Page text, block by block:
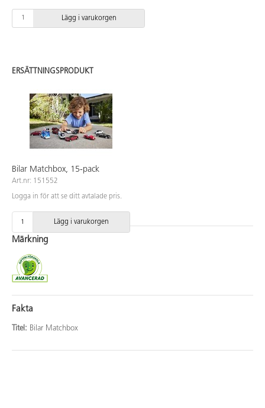
Lägg i varukorgen
ERSÄTTNINGSPRODUKT
Bilar Matchbox, 15-pack
Art.nr: 151552
Logga in för att se ditt avtalade pris.
Lägg i varukorgen
Märkning
Fakta
Titel: Bilar Matchbox